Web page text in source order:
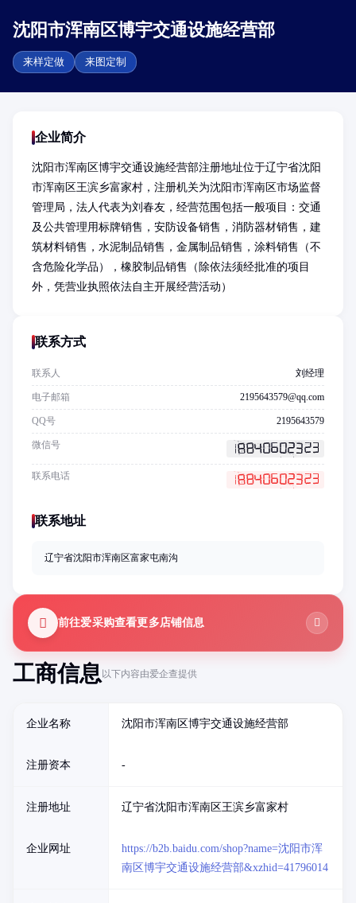
沈阳市浑南区博宇交通设施经营部
来样定做 来图定制
工商信息以下内容由爱企查提供
企业名称 沈阳市浑南区博宇交通设施经营部
注册资本 -
注册地址 辽宁省沈阳市浑南区王滨乡富家村
企业网址
https://b2b.baidu.com/shop?name=沈阳市浑
南区博宇交通设施经营部&xzhid=41796014
企业简介
沈阳市浑南区博宇交通设施经营部注册地址位于辽宁省沈阳
市浑南区王滨乡富家村，注册机关为沈阳市浑南区市场监督
管理局，法人代表为刘春友，经营范围包括一般项目：交通
及公共管理用标牌销售，安防设备销售，消防器材销售，建
筑材料销售，水泥制品销售，金属制品销售，涂料销售（不
含危险化学品），橡胶制品销售（除依法须经批准的项目
外，凭营业执照依法自主开展经营活动）
联系方式
联系人 刘经理
电子邮箱 2195643579@qq.com
QQ号 2195643579
微信号
联系电话
联系地址
辽宁省沈阳市浑南区富家屯南沟
前往爱采购查看更多店铺信息